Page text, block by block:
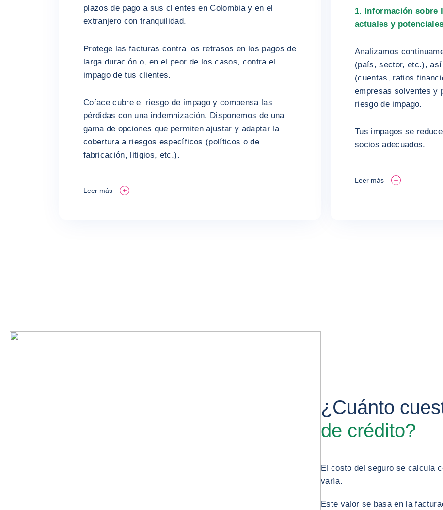
plazos de pago a sus clientes en Colombia y en el
extranjero con tranquilidad.
Protege las facturas contra los retrasos en los pagos de
larga duración o, en el peor de los casos, contra el
impago de tus clientes.
Coface cubre el riesgo de impago y compensa las
pérdidas con una indemnización. Disponemos de una
gama de opciones que permiten ajustar y adaptar la
cobertura a riesgos específicos (políticos o de
fabricación, litigios, etc.).
Leer más
1. Información sobre
actuales y
Analizamos
(país, sector, etc.),
(cuentas, ratios
empresas solventes y
riesgo de impago.
Tus impagos se
socios adecuados.
Leer más
¿Cuánto
de crédito?
El costo del seguro se calcula
varía.
Este valor se basa en la